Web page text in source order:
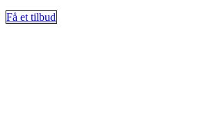
Få et tilbud